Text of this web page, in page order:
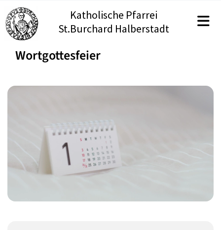
Katholische Pfarrei
St.Burchard Halberstadt
Wortgottesfeier